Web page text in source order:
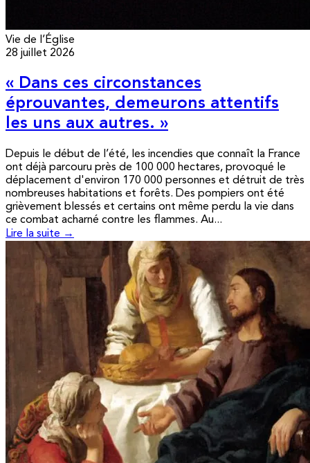
Vie de l’Église
28 juillet 2026
« Dans ces circonstances
éprouvantes, demeurons attentifs
les uns aux autres. »
Depuis le début de l’été, les incendies que connaît la France
ont déjà parcouru près de 100 000 hectares, provoqué le
déplacement d'environ 170 000 personnes et détruit de très
nombreuses habitations et forêts. Des pompiers ont été
grièvement blessés et certains ont même perdu la vie dans
ce combat acharné contre les flammes. Au...
Lire la suite →